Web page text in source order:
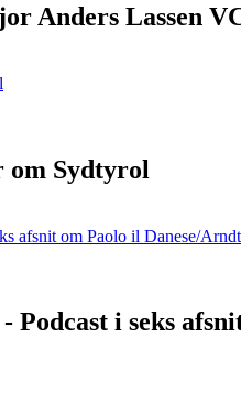
Anders Lassen
om Sydtyrol
i seks